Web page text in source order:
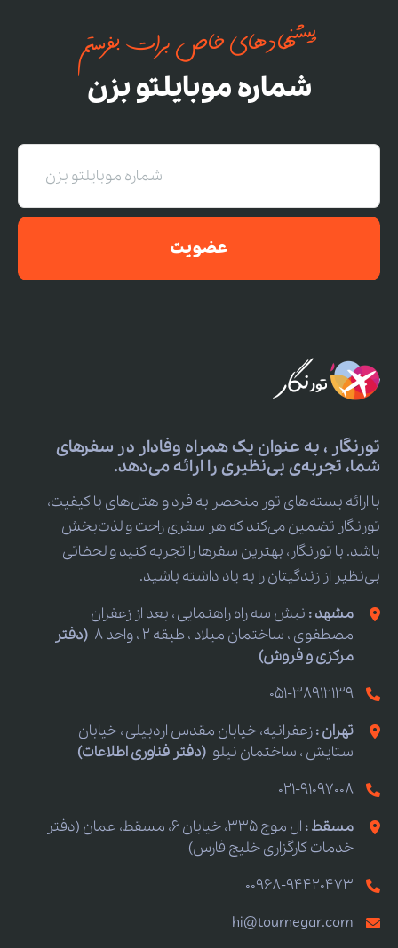
پیشنهادهای خاص برات بفرستم
شماره موبایلتو بزن
عضویت
تورنگار ، به عنوان یک همراه وفادار در سفرهای
شما، تجربه‌ی بی‌نظیری را ارائه می‌دهد.
با ارائه بسته‌های تور منحصر به فرد و هتل‌های با کیفیت،
تورنگار تضمین می‌کند که هر سفری راحت و لذت‌بخش
باشد. با تورنگار، بهترین سفرها را تجربه کنید و لحظاتی
بی‌نظیر از زندگیتان را به یاد داشته باشید.
مشهد : نبش سه راه راهنمایی ، بعد از زعفران
مصطفوی ، ساختمان میلاد ، طبقه 2 ، واحد 8
(دفتر
مرکزی و فروش)
051-38912139
تهران :زعفرانیه، خیابان مقدس اردبیلی ، خیابان
ستایش ، ساختمان نیلو (دفتر فناوری اطلاعات)
021-91097008
مسقط :
ال موج 335، خیابان 6، مسقط، عمان (دفتر
خدمات کارگزاری خلیج فارس)
00968-94420473
hi@tournegar.com